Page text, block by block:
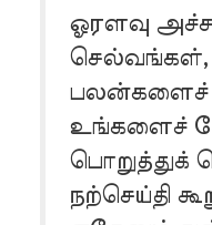
ஓரளவு
செல்வங்கள்,
பலன்களைச்
உங்களைச்
பொறுத்துக்
நற்செய்தி